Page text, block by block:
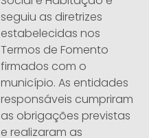
seguiu as diretrizes
estabelecidas nos
Termos de Fomento
firmados com o
município. As entidades
responsáveis cumpriram
as obrigações previstas
e realizaram as